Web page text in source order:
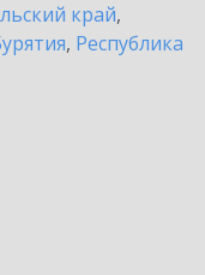
край,
, Республика